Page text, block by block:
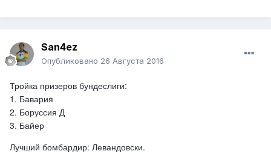
San4ez
Опубликовано 26 Августа 2016
Тройка призеров бундеслиги:
1. Бавария
2. Боруссия Д
3. Байер
Лучший бомбардир: Левандовски.